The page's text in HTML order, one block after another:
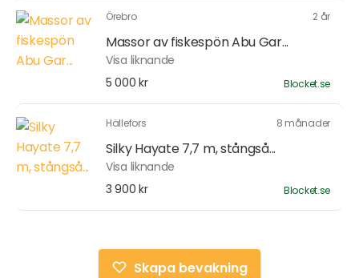
Örebro 2 år
Massor av fiskespön Abu Gar...
Visa liknande
5 000 kr
Blocket.se
Hällefors 8 månader
Silky Hayate 7,7 m, stångså...
Visa liknande
3 900 kr
Blocket.se
Skapa bevakning